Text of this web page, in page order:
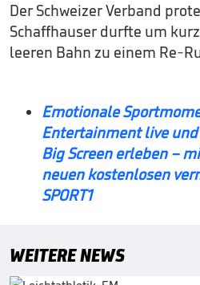
Der Schweizer Verband
Schaffhauser durfte um
leeren Bahn zu einem Re-
Emotionale
Entertainment live
Big Screen erleben –
neuen kostenlosen
SPORT1
WEITERE NEWS